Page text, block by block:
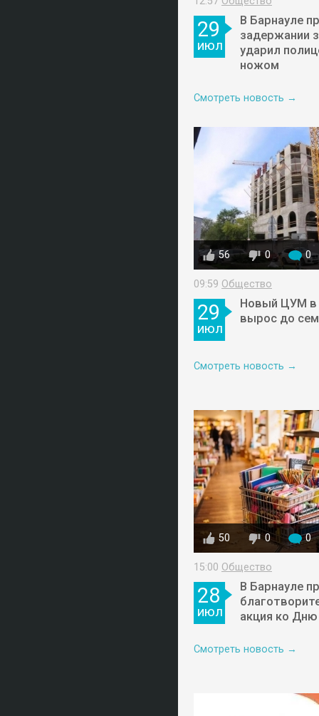
29
июл
В Барнауле
задержании
ударил
ножом
Смотреть новость →
56 0 0
09:59 Общество
29
июл
Новый ЦУМ в
вырос до
Смотреть новость →
50 0 0
15:00 Общество
28
июл
В Барнауле
акция ко Дню
Смотреть новость →